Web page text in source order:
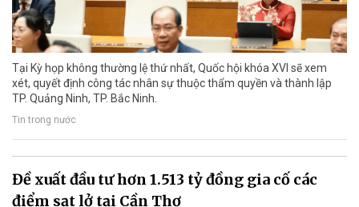
Tại Kỳ họp không thường lệ thứ nhất, Quốc hội khóa XVI sẽ xem
xét, quyết định công tác nhân sự thuộc thẩm quyền và thành lập
TP. Quảng Ninh, TP. Bắc Ninh.
Tin trong nước
Đề xuất đầu tư hơn 1.513 tỷ đồng gia cố các
điểm sạt lở tại Cần Thơ